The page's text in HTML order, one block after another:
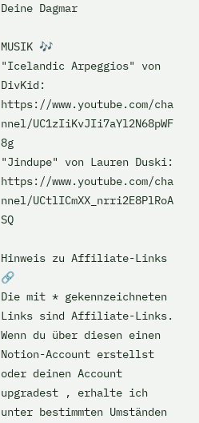
Deine Dagmar
MUSIK 🎶
"Icelandic Arpeggios" von
DivKid:
https://www.youtube.com/cha
nnel/UC1zIiKvJIi7aYl2N68pWF
8g
"Jindupe" von Lauren Duski:
https://www.youtube.com/cha
nnel/UCtlICmXX_nrri2E8PlRoA
SQ
Hinweis zu Affiliate-Links
🔗
Die mit * gekennzeichneten
Links sind Affiliate-Links.
Wenn du über diesen einen
Notion-Account erstellst
oder deinen Account
upgradest , erhalte ich
unter bestimmten Umständen